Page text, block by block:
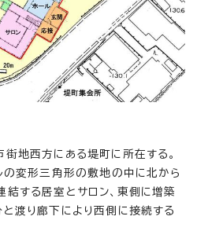
地西方にある堤町に所在する。
変形三角形の敷地の中に北から
する居室とサロン、東側に増築
渡り廊下により西側に接続する